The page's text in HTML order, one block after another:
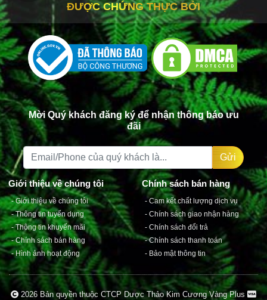
ĐƯỢC CHỨNG THỰC BỞI
Mời Quý khách đăng ký để nhận thông báo ưu
đãi
Gửi
2026 Bản quyền thuộc CTCP Dược Thảo Kim Cương Vàng Plus